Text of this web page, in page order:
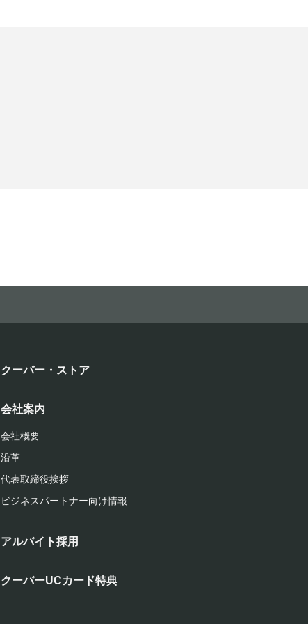
クーバー・ストア
会社案内
会社概要
沿革
代表取締役挨拶
ビジネスパートナー向け情報
アルバイト採用
クーバーUCカード特典